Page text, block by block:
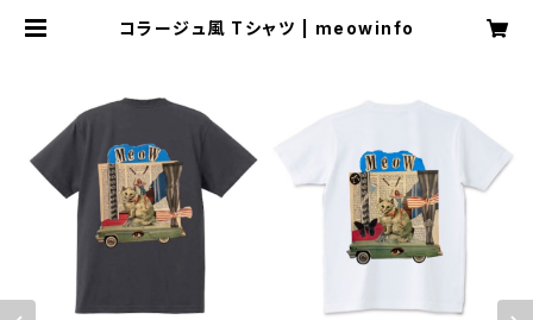
コラージュ風 Tシャツ | meowinfo